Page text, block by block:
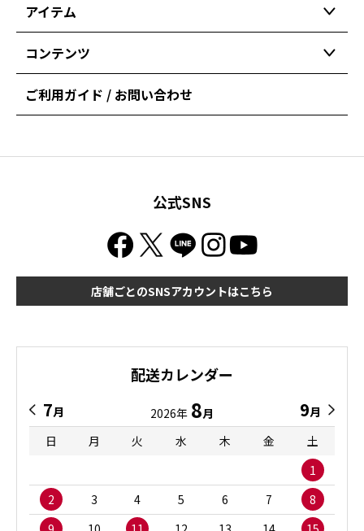
アイテム
コンテンツ
ご利用ガイド / お問い合わせ
公式SNS
店舗ごとのSNSアカウントはこちら
配送カレンダー
7月 2026年 8月 9月
日
月 火 水 木 金
土
1
2
3 4 5 6 7
8